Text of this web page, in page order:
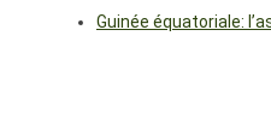
Guinée équatoriale: